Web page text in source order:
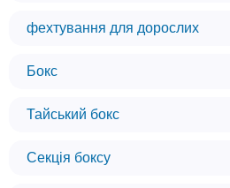
фехтування для дорослих
Бокс
Тайський бокс
Секція боксу